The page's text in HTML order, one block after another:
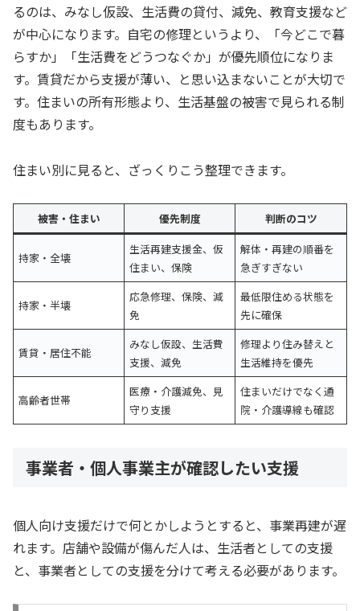
るのは、みなし仮設、生活費の貸付、減免、教育支援など
が中心になります。自宅の修理というより、「今どこで暮
らすか」「生活費をどうつなぐか」が優先順位になりま
す。賃貸だから支援が薄い、と思い込まないことが大切で
す。住まいの所有形態より、生活基盤の被害で見られる制
度もあります。
住まい別に見ると、ざっくりこう整理できます。
被害・住まい 優先制度 判断のコツ
持家・全壊
生活再建支援金、仮
住まい、保険
解体・再建の順番を
急ぎすぎない
持家・半壊
応急修理、保険、減
免
最低限住める状態を
先に確保
賃貸・居住不能
みなし仮設、生活費
支援、減免
修理より住み替えと
生活維持を優先
高齢者世帯
医療・介護減免、見
守り支援
住まいだけでなく通
院・介護導線も確認
事業者・個人事業主が確認したい支援
個人向け支援だけで何とかしようとすると、事業再建が遅
れます。店舗や設備が傷んだ人は、生活者としての支援
と、事業者としての支援を分けて考える必要があります。